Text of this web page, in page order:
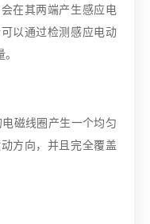
在其两端产生感应电
以通过检测感应电动
磁线圈产生一个均匀
方向，并且完全覆盖